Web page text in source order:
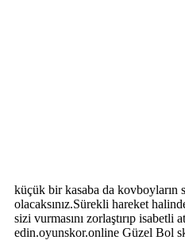
küçük bir kasaba da kovboyların
olacaksınız.Sürekli hareket
sizi vurmasını zorlaştırıp isabetli
edin.oyunskor.online Güzel Bol